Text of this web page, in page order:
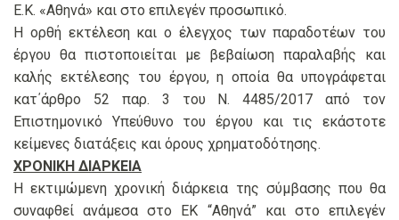
Ε.Κ. «Αθηνά» και στο επιλεγέν προσωπικό.
Η ορθή εκτέλεση και ο έλεγχος των παραδοτέων του
έργου θα πιστοποιείται με βεβαίωση παραλαβής και
καλής εκτέλεσης του έργου, η οποία θα υπογράφεται
κατ΄άρθρο 52 παρ. 3 του Ν. 4485/2017 από τον
Επιστημονικό Υπεύθυνο του έργου και τις εκάστοτε
κείμενες διατάξεις και όρους χρηματοδότησης.
ΧΡΟΝΙΚΗ ΔΙΑΡΚΕΙΑ
Η εκτιμώμενη χρονική διάρκεια της σύμβασης που θα
συναφθεί ανάμεσα στο ΕΚ “Αθηνά” και στο επιλεγέν